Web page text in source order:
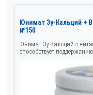
Юнимат Зу-Кальций +
№150
Юнимат Зу-Кальций с
способствует